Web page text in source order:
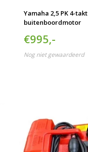
Yamaha 2,5 PK 4-takt
buitenboordmotor
€995,-
Nog niet gewaardeerd